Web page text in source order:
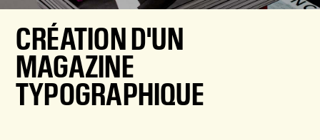
CRÉATION D'UN
MAGAZINE
TYPOGRAPHIQUE